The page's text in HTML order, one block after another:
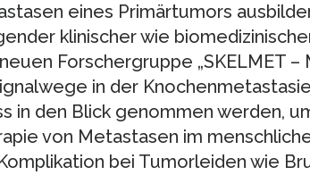
eines Primärtumors
klinischer wie
Forschergruppe „SKELMET –
in der
in den Blick genommen werden,
von Metastasen im
bei Tumorleiden wie